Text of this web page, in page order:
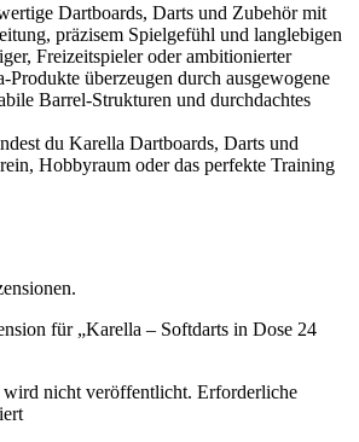
Dartboards, Darts und Zubehör mit
präzisem Spielgefühl und langlebigen
Freizeitspieler oder ambitionierter
überzeugen durch ausgewogene
Barrel-Strukturen und durchdachtes
du Karella Dartboards, Darts und
Hobbyraum oder das perfekte Training
für „Karella – Softdarts in Dose 24
nicht veröffentlicht. Erforderliche